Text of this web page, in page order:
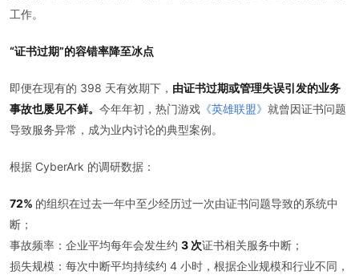
工作。
“证书过期”的容错率降至冰点
即便在现有的 398 天有效期下， 由证书过期或管理失误引发的业务
事故也屡见不鲜。 今年年初，热门游戏 《英雄联盟》 就曾因证书问题
导致服务异常，成为业内讨论的典型案例。
根据 CyberArk 的调研数据：
72% 的组织在过去一年中至少经历过一次由证书问题导致的系统中
断；
事故频率：企业平均每年会发生约 3 次证书相关服务中断；
损失规模：每次中断平均持续约 4 小时，根据企业规模和行业不同，